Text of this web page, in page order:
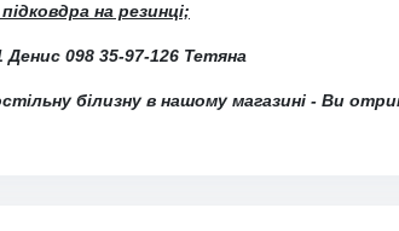
на резинці;
Денис 098 35-97-126 Тетяна
білизну в нашому магазині - Ви